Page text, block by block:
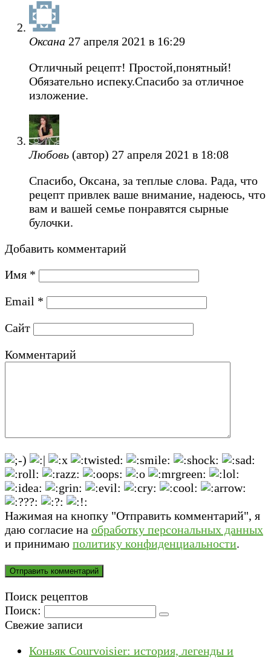
Оксана 27 апреля 2021 в 16:29
Отличный рецепт! Простой,понятный!
Обязательно испеку.Спасибо за отличное
изложение.
Любовь (автор) 27 апреля 2021 в 18:08
Спасибо, Оксана, за теплые слова. Рада, что
рецепт привлек ваше внимание, надеюсь, что
вам и вашей семье понравятся сырные
булочки.
Добавить комментарий
Имя *
Email *
Сайт
Комментарий
Нажимая на кнопку "Отправить комментарий", я
даю согласие на обработку персональных данных
и принимаю политику конфиденциальности.
Поиск рецептов
Поиск:
Свежие записи
Коньяк Courvoisier: история, легенды и